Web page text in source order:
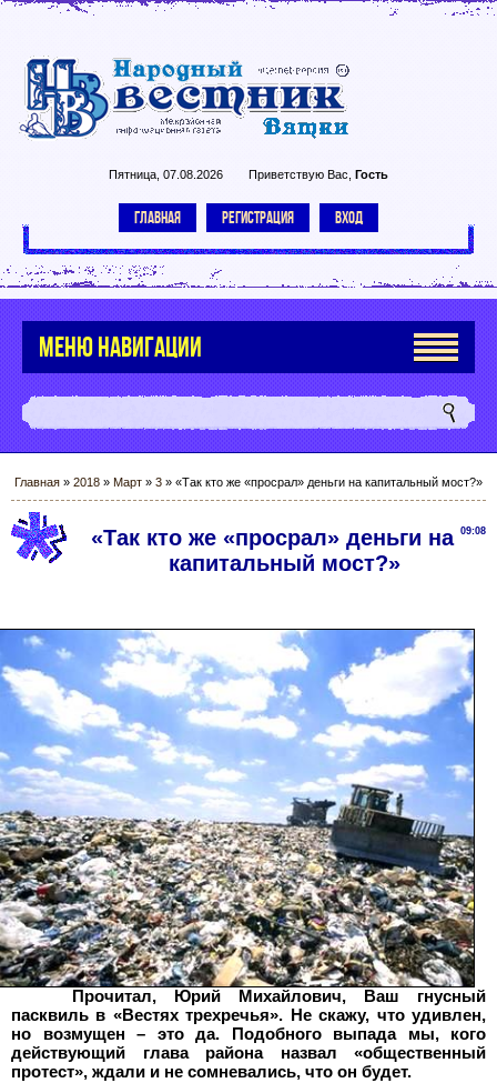
Пятница, 07.08.2026 Приветствую Вас Гость
ГЛАВНАЯ РЕГИСТРАЦИЯ ВХОД
МЕНЮ НАВИГАЦИИ
Главная » 2018 » Март » 3 » «Так кто же «просрал» деньги на капитальный мост?»
09:08
«Так кто же «просрал» деньги на
капитальный мост?»
Прочитал, Юрий Михайлович, Ваш гнусный
пасквиль в «Вестях трехречья». Не скажу, что удивлен,
но возмущен – это да. Подобного выпада мы, кого
действующий глава района назвал «общественный
протест», ждали и не сомневались, что он будет.